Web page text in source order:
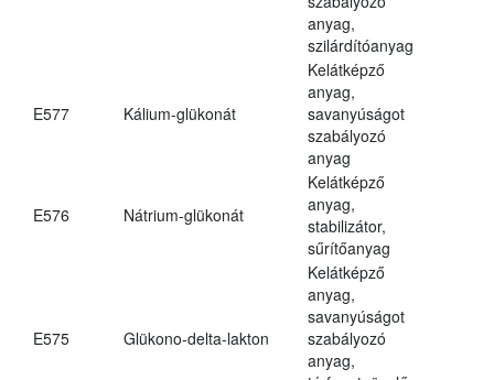
anyag,
szilárdítóanyag
E577 Kálium-glükonát
Kelátképző
anyag,
savanyúságot
szabályozó
anyag
E576 Nátrium-glükonát
Kelátképző
anyag,
stabilizátor,
sűrítőanyag
E575 Glükono-delta-lakton
Kelátképző
anyag,
savanyúságot
szabályozó
anyag,